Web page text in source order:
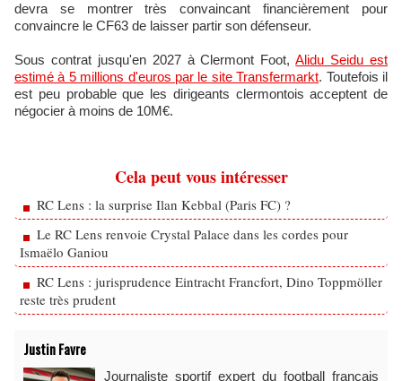
devra se montrer très convaincant financièrement pour
convaincre le CF63 de laisser partir son défenseur.
Sous contrat jusqu'en 2027 à Clermont Foot,Alidu Seidu est
estimé à 5 millions d'euros par le site Transfermarkt. Toutefois il
est peu probable que les dirigeants clermontois acceptent de
négocier à moins de 10M€.
Cela peut vous intéresser
RC Lens : la surprise Ilan Kebbal (Paris FC) ?
Le RC Lens renvoie Crystal Palace dans les cordes pour
Ismaëlo Ganiou
RC Lens : jurisprudence Eintracht Francfort, Dino Toppmöller
reste très prudent
Justin Favre
Journaliste sportif expert du football français